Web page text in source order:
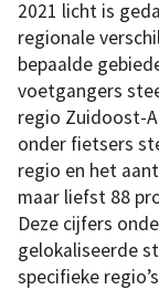
2021 licht is
regionale
bepaalde
voetgangers
regio Zuidoost-
onder fietsers
regio en het
maar liefst 88
Deze cijfers
gelokaliseerde
specifieke